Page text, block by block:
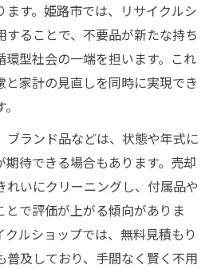
ます。姫路市では、リサイクルシ
することで、不要品が新たな持ち
環型社会の一端を担います。これ
と家計の見直しを同時に実現でき
ブランド品などは、状態や年式に
期待できる場合もあります。売却
れいにクリーニングし、付属品や
とで評価が上がる傾向がありま
ルショップでは、無料見積もり
普及しており、手間なく賢く不用